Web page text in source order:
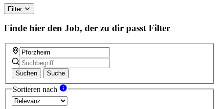
Filter
Finde hier den Job, der zu dir passt Filter
Suchen Suche
Sortieren nach